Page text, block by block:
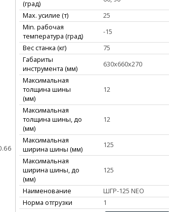
(град)
Max. усилие (т)
25
Min. рабочая
температура (град)
-15
Вес станка (кг)
75
Габариты
инструмента (мм)
630х660х270
Максимальная
толщина шины
(мм)
12
Максимальная
толщина шины, до
(мм)
12
Максимальная
ширина шины (мм)
125
Максимальная
ширина шины, до
(мм)
125
Наименование
ШГР-125 NEO
Норма отгрузки
1